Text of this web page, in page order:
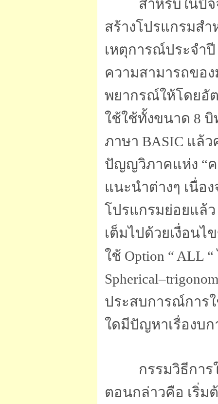
สำหรับในปัจจุบั
สร้างโปรแกรมส
เหตุการณ์ประจำ
ความสามารถขอ
พยากรณ์ให้โดยอั
ใช้ใช้ทั้งขนาด 8 บิ
ภาษา BASIC แล้
ปัญญวิภาคแห่ง “ค
แนะนำต่างๆ เนื่อ
โปรแกรมย่อยแล้ว
เต็มไปด้วยเงื่อนไ
ใช้ Option “
ประสบการณ์การ
ใดมีปัญหาเรื่องบ
กรรมวิธีการใช้
ตอนกล่าวคือ เริ่ม